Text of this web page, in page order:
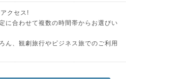
クセス!
に合わせて複数の時間帯からお選びい
ん、観劇旅行やビジネス旅でのご利用